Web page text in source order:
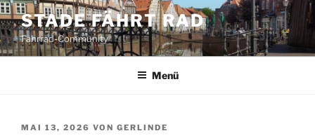
Zum
Inhalt
springen
STADE FÄHRT RAD
Fahrrad-Community
Menü
VERÖFFENTLICHT
MAI 13, 2026 VON GERLINDE